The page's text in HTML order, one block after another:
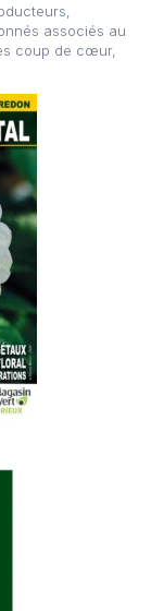
associés au
coup de cœur,